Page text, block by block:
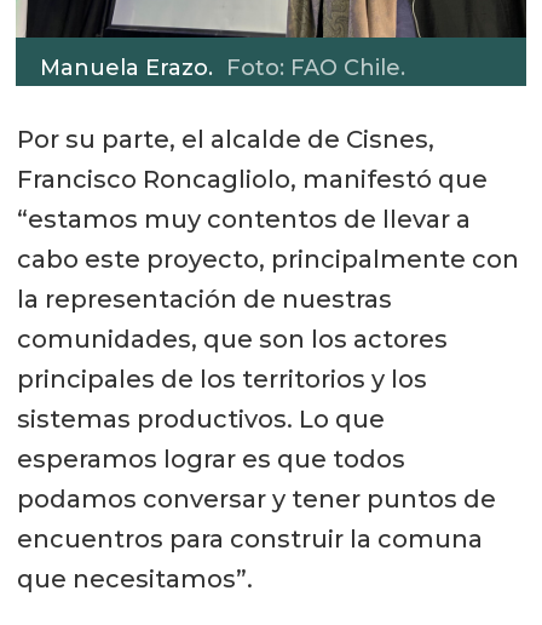
Manuela Erazo. Foto: FAO Chile.
Por su parte, el alcalde de Cisnes,
Francisco Roncagliolo, manifestó que
“estamos muy contentos de llevar a
cabo este proyecto, principalmente con
la representación de nuestras
comunidades, que son los actores
principales de los territorios y los
sistemas productivos. Lo que
esperamos lograr es que todos
podamos conversar y tener puntos de
encuentros para construir la comuna
que necesitamos”.